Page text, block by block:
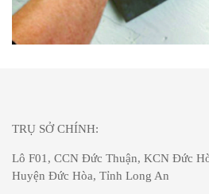
TRỤ SỞ CHÍNH:
Lô F01, CCN Đức Thuận, KCN Đức
Huyện Đức Hòa, Tỉnh Long An